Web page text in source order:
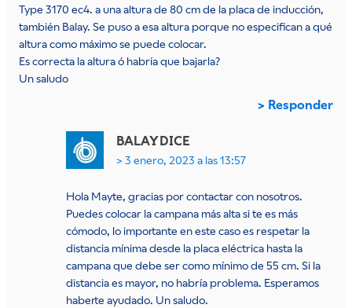
Type 3170 ec4. a una altura de 80 cm de la placa de inducción,
también Balay. Se puso a esa altura porque no especifican a qué
altura como máximo se puede colocar.
Es correcta la altura ó habría que bajarla?
Un saludo
Responder
BALAY DICE
3 enero, 2023 a las 13:57
Hola Mayte, gracias por contactar con nosotros.
Puedes colocar la campana más alta si te es más
cómodo, lo importante en este caso es respetar la
distancia mínima desde la placa eléctrica hasta la
campana que debe ser como mínimo de 55 cm. Si la
distancia es mayor, no habría problema. Esperamos
haberte ayudado. Un saludo.